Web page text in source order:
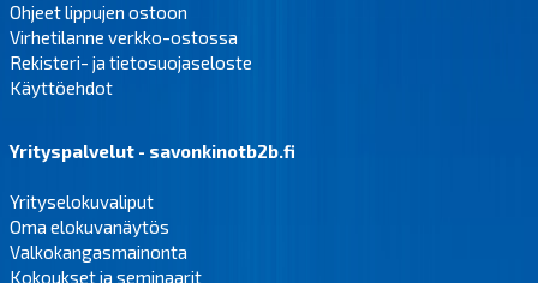
Ohjeet lippujen ostoon
Virhetilanne verkko-ostossa
Rekisteri- ja tietosuojaseloste
Käyttöehdot
Yrityspalvelut - savonkinotb2b.fi
Yrityselokuvaliput
Oma elokuvanäytös
Valkokangasmainonta
Kokoukset ja seminaarit